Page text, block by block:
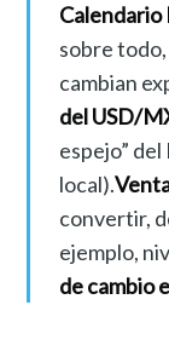
Calendario
sobre todo,
cambian
del USD/
espejo”
local).
convertir,
ejemplo,
de cambio